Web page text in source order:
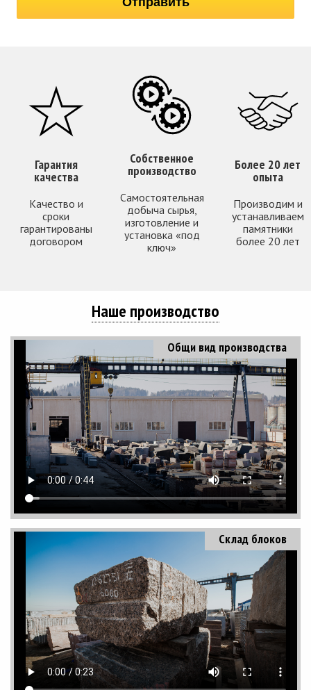
Гарантия
качества
Качество и
сроки
гарантированы
договором
Собственное
производство
Самостоятельная
добыча сырья,
изготовление и
установка «под
ключ»
Более 20 лет
опыта
Производим и
устанавливаем
памятники
более 20 лет
Наше производство
Общи вид производства
Склад блоков